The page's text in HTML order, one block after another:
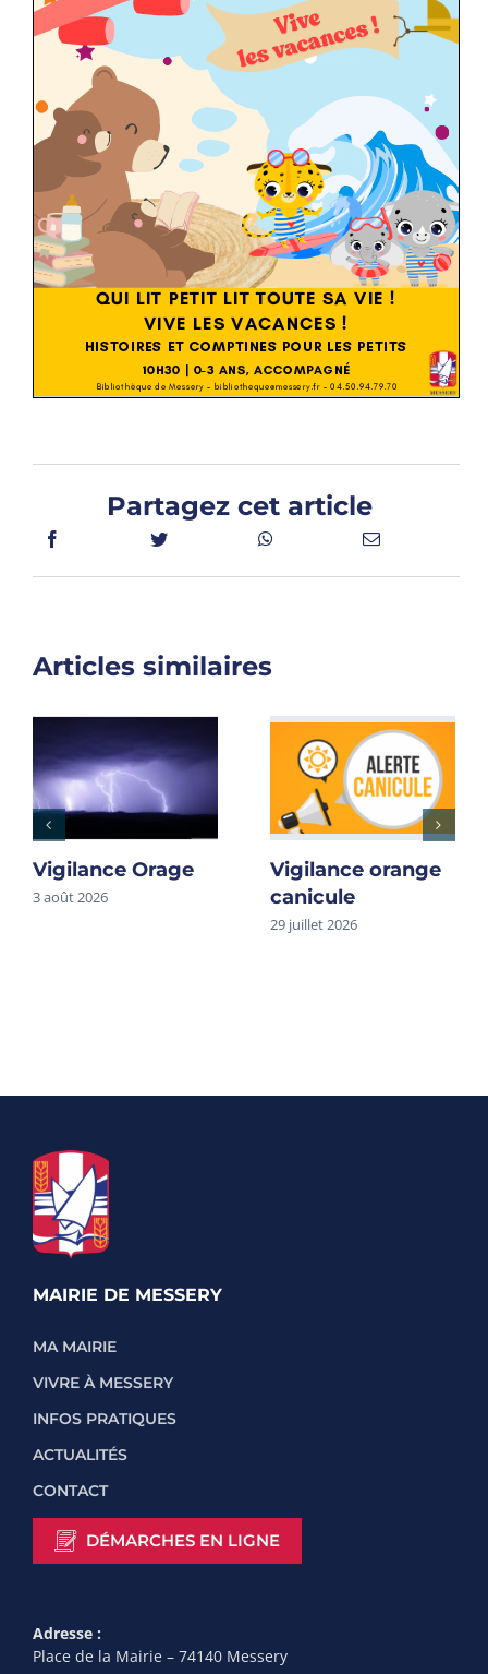
Partagez cet article
Articles similaires
Vigilance Orage
3 août 2026
Vigilance orange
canicule
29 juillet 2026
MAIRIE DE MESSERY
MA MAIRIE
VIVRE À MESSERY
INFOS PRATIQUES
ACTUALITÉS
CONTACT
DÉMARCHES EN LIGNE
Adresse :
Place de la Mairie – 74140 Messery